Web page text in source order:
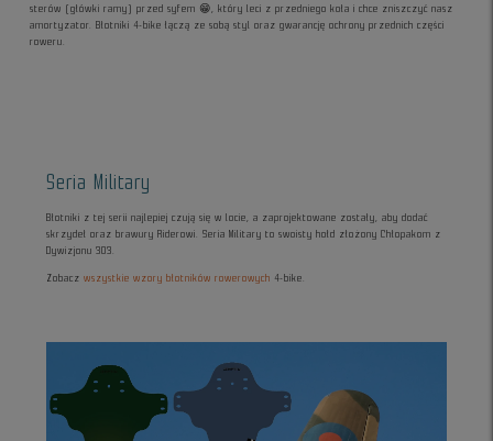
sterów (główki ramy) przed syfem 😁, który leci z przedniego koła i chce zniszczyć nasz
amortyzator. Błotniki 4-bike łączą ze sobą styl oraz gwarancję ochrony przednich części
roweru.
Seria Military
Błotniki z tej serii najlepiej czują się w locie, a zaprojektowane zostały, aby dodać
skrzydeł oraz brawury Riderowi. Seria Military to swoisty hołd złożony Chłopakom z
Dywizjonu 303.
Zobaczwszystkie wzory błotników rowerowych 4-bike.